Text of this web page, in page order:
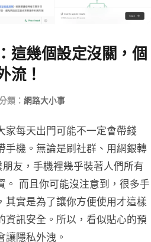
這幾個設定沒關，個
流！
類： 網路大小事
家每天出門可能不一定會帶錢
手機。無論是刷社群、用網銀轉
友，手機裡幾乎裝著人們所有
。 而且你可能沒注意到，很多手
其實是為了讓你方便使用才這樣
資訊安全。所以，看似貼心的預
讓隱私外洩。